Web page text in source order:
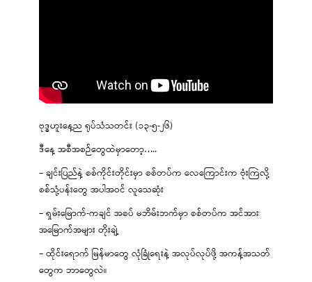
ဗုဒ္ဓဟူးနေ့ည ရုပ်သံသတင်း (၁၃-၅-၂၆)
ဒီနေ့ အစီအစဉ်တွေထဲမှာတော့…..
– ချင်းပြည်နဲ့ စစ်ကိုင်းတိုင်းမှာ စစ်တပ်က လေကြောင်းက ဗုံးကြဲလို့
စစ်သုံ့ပန်းတွေ အပါအဝင် လူသေဆုံး
– ရှမ်းမြောက်-ကချင် အစပ် မဘိမ်းဘက်မှာ စစ်တပ်က အင်အား
အမြောက်အများ တိုးချဲ့
– ထိုင်းရောက် မြန်မာတွေ လုံခြုံရေးနဲ့ အလုပ်လုပ်ဖို့ အကန့်အသတ်
တွေက ဘာတွေလဲ။